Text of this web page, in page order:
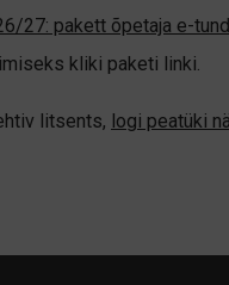
27: pakett õpetaja e-
kliki paketi linki.
litsents, logi peatüki